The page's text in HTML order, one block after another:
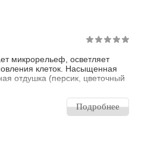
микрорельеф, осветляет
клеток. Насыщенная
отдушка (персик, цветочный
Подробнее